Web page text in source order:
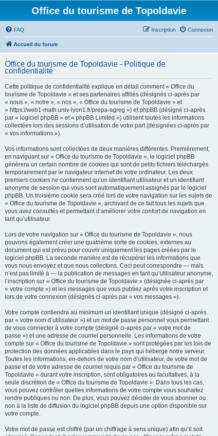
Office du tourisme de Topoldavie
FAQ Connexion
Inscription
Accueil du forum
Office du tourisme de Topoldavie - Politique de
confidentialité
Cette politique de confidentialité explique en détail comment « Office du
tourisme de Topoldavie » et ses partenaires affiliés (désignés ci-après par
« nous », « notre », « nos », « Office du tourisme de Topoldavie » et
« https://web1-math.univ-lyon1.fr/prepa-agreg ») et phpBB (désigné ci-après
par « logiciel phpBB » et « phpBB Limited ») utilisent toutes les informations
collectées lors des sessions d’utilisation de votre part (désignées ci-après par
« vos informations »).
Vos informations sont collectées de deux manières différentes. Premièrement,
en naviguant sur « Office du tourisme de Topoldavie », le logiciel phpBB
génèrera un certain nombre de cookies qui sont de petits fichiers téléchargés
temporairement par le navigateur internet de votre ordinateur. Les deux
premiers cookies ne contiennent qu’un identifiant utilisateur et un identifiant
anonyme de session qui vous sont automatiquement assignés par le logiciel
phpBB. Un troisième cookie sera créé lors de votre navigation sur les sujets de
« Office du tourisme de Topoldavie », archivant de ce fait tous les sujets que
vous avez consultés et permettant d’améliorer votre confort de navigation en
tant qu’utilisateur.
Lors de votre navigation sur « Office du tourisme de Topoldavie », nous
pouvons également créer une quatrième sorte de cookies, externes au
document qui est prévu pour couvrir uniquement les pages créées par le
logiciel phpBB. La seconde manière est de récupérer les informations que
vous nous envoyez et que nous collectons. Ceci peut correspondre — mais
n’est pas limité à — la publication de messages en tant qu’utilisateur anonyme,
l’inscription sur « Office du tourisme de Topoldavie » (désignée ci-après par
« votre compte ») et les messages que vous publiez après votre inscription et
lors de votre connexion (désignés ci-après par « vos messages »).
Votre compte contiendra au minimum un identifiant unique (désigné ci-après
par « votre nom d’utilisateur ») et un mot de passe personnel vous permettant
de vous connecter à votre compte (désigné ci-après par « votre mot de
passe ») et une adresse de courriel personnelle. Les informations de votre
compte sur « Office du tourisme de Topoldavie » sont protégées par les lois de
protection des données applicables dans le pays qui héberge notre serveur.
Toutes les informations, en-dehors de votre nom d’utilisateur, de votre mot de
passe et de votre adresse de courriel requis par « Office du tourisme de
Topoldavie » durant votre inscription, sont obligatoires ou facultatives, à la
seule discrétion de « Office du tourisme de Topoldavie ». Dans tous les cas,
vous pouvez contrôler quelles informations de votre compte vous souhaitez
rendre publiques ou non. De plus, vous pouvez décider de vous abonner ou
non à la liste de diffusion du logiciel phpBB depuis une option disponible sur
votre compte.
Votre mot de passe est chiffré (par un chiffrage à sens unique) afin qu’il soit